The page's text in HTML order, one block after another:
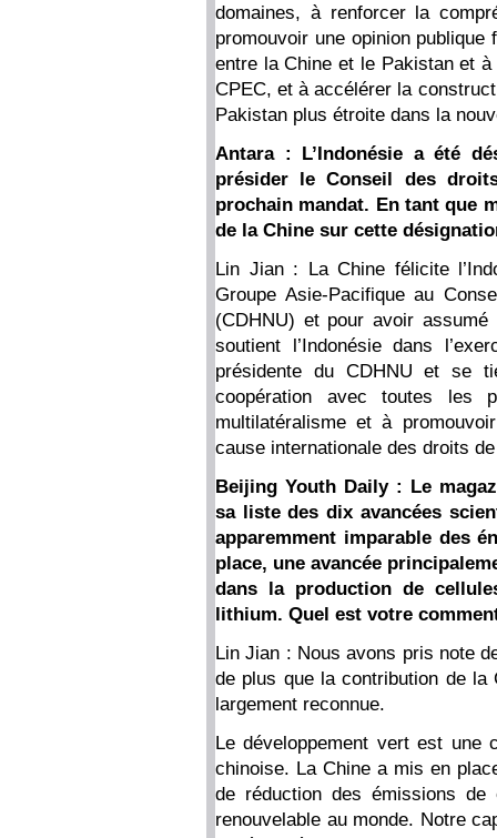
domaines, à renforcer la
promouvoir une opinion
entre la Chine et le Pakistan et
CPEC, et à accélérer la
Pakistan plus étroite dans la
Antara : L’Indonésie a été
présider le Conseil des
prochain mandat. En tant que
de la Chine sur cette
Lin Jian : La Chine félicite
Groupe Asie-Pacifique au
(CDHNU) et pour avoir
soutient l’Indonésie dans
présidente du CDHNU et se
coopération avec toutes les
multilatéralisme et à
cause internationale des droits de
Beijing Youth Daily : Le
sa liste des dix avancées
apparemment imparable des
place, une avancée
dans la production de
lithium. Quel est votre
Lin Jian : Nous avons pris note
de plus que la contribution de la
largement reconnue.
Le développement vert est une
chinoise. La Chine a mis en
de réduction des émissions de
renouvelable au monde. Notre